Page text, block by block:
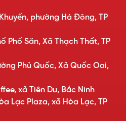
phường Hà Đông, TP
Phố Săn, Xã Thạch Thất, TP
Phủ Quốc, Xã Quốc Oai,
xã Tiên Du, Bắc Ninh
Lạc Plaza, xã Hòa Lạc, TP